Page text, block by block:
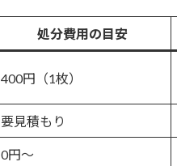
処分費用の目安
400円（1枚）
要見積もり
0円〜